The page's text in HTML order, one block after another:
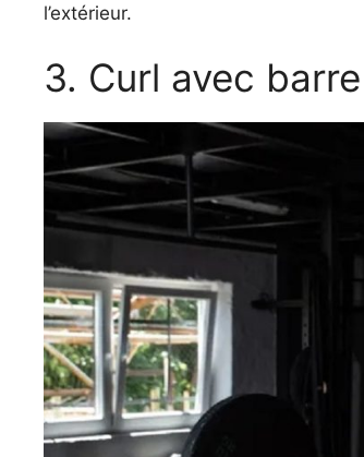
l’extérieur.
3. Curl avec barre